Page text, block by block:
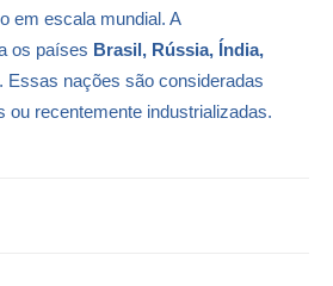
em escala mundial. A
os países Brasil, Rússia, Índia,
. Essas nações são consideradas
ou recentemente industrializadas.